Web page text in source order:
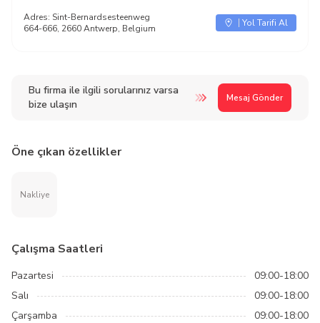
Bu firma ile ilgili sorularınız varsa
bize ulaşın
Mesaj Gönder
Adres: Sint-Bernardsesteenweg
664-666, 2660 Antwerp, Belgium
Yol Tarifi Al
Öne çıkan özellikler
Nakliye
Çalışma Saatleri
Pazartesi
09:00-18:00
Salı
09:00-18:00
Çarşamba
09:00-18:00